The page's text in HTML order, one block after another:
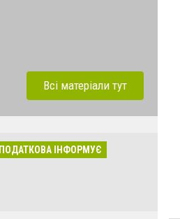
Всі матеріали тут
ПОДАТКОВА ІНФОРМУЄ